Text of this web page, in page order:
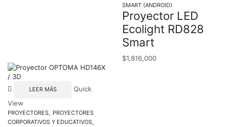
SMART (ANDROID)
Proyector LED
Ecolight RD828
Smart
$1,816,000
LEER MÁS
Quick
View
PROYECTORES, PROYECTORES
CORPORATIVOS Y EDUCATIVOS,